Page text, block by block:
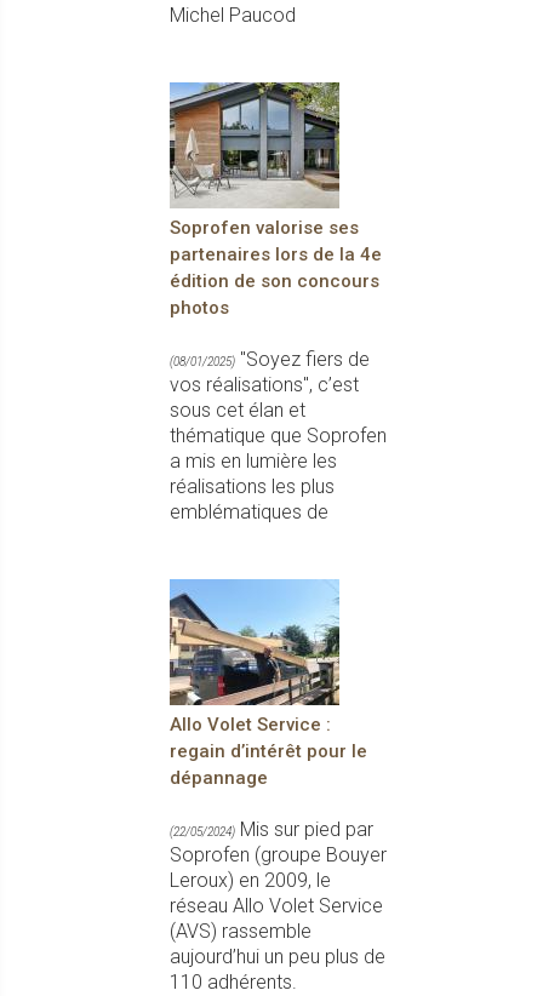
Michel Paucod
Soprofen valorise ses
partenaires lors de la 4e
édition de son concours
photos
(08/01/2025) "Soyez fiers de
vos réalisations", c’est
sous cet élan et
thématique que Soprofen
a mis en lumière les
réalisations les plus
emblématiques de
Allo Volet Service :
regain d’intérêt pour le
dépannage
(22/05/2024) Mis sur pied par
Soprofen (groupe Bouyer
Leroux) en 2009, le
réseau Allo Volet Service
(AVS) rassemble
aujourd’hui un peu plus de
110 adhérents.